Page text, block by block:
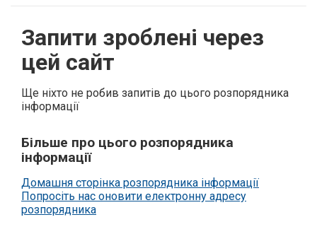
Запити зроблені через
цей сайт
Ще ніхто не робив запитів до цього розпорядника
інформації
Більше про цього розпорядника
інформації
Домашня сторінка розпорядника інформації
Попросіть нас оновити електронну адресу
розпорядника